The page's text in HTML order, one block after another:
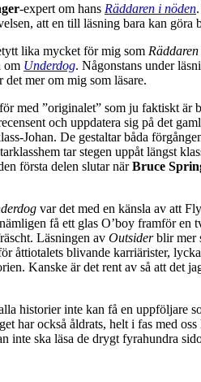
-expert om hans Räddaren i nöden
att en till läsning bara kan
lika mycket för mig som
om Underdog. Någonstans under
mer om mig som läsare.
med ”originalet” som ju faktiskt
och uppdatera sig på det
Johan. De gestaltar båda
tar stegen uppåt längst
första delen slutar närBruce
var det med en känsla av att
få ett glas O’boy framför en
Läsningen av Outsiderblir mer
blivande karriärister,
Kanske är det rent av så att det
historier inte kan få en uppföljare
har också åldrats, helt i fas med
inte ska läsa de drygt fyrahundra